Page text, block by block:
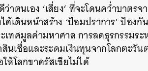
ว่าตนเอง ‘เสี่ยง’ ที่จะโดนคว่ำบาต
ด้เดินหน้าสร้าง ‘ป้อมปราการ’ ป้อง
เทศมูลค่ามหาศาล การลดธุรกรรมร
นเชื่อและระดมเงินทุนจากโลกตะ
ห้โลกขาดรัสเซียไม่ได้